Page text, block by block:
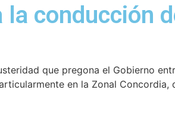
conducción
que pregona el Gobierno
en la Zonal